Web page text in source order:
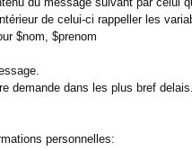
de celui-ci rappeller les
$nom, $prenom
demande dans les plus bref
personnelles: